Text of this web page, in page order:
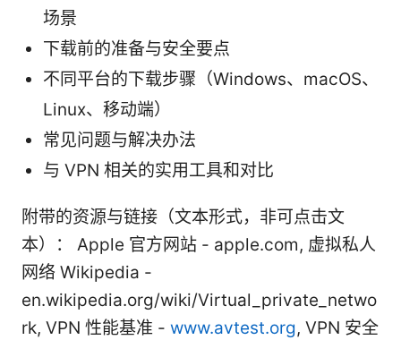
场景
下载前的准备与安全要点
不同平台的下载步骤（Windows、macOS、
Linux、移动端）
常见问题与解决办法
与 VPN 相关的实用工具和对比
附带的资源与链接（文本形式，非可点击文
本）： Apple 官方网站 - apple.com, 虚拟私人
网络 Wikipedia -
en.wikipedia.org/wiki/Virtual_private_netwo
rk, VPN 性能基准 - www.avtest.org, VPN 安全